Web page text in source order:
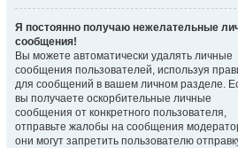
Я постоянно получаю нежелательные
сообщения!
Вы можете автоматически удалять личные
сообщения пользователей, используя
для сообщений в вашем личном разделе.
вы получаете оскорбительные личные
сообщения от конкретного пользователя,
отправьте жалобы на сообщения
они могут запретить пользователю